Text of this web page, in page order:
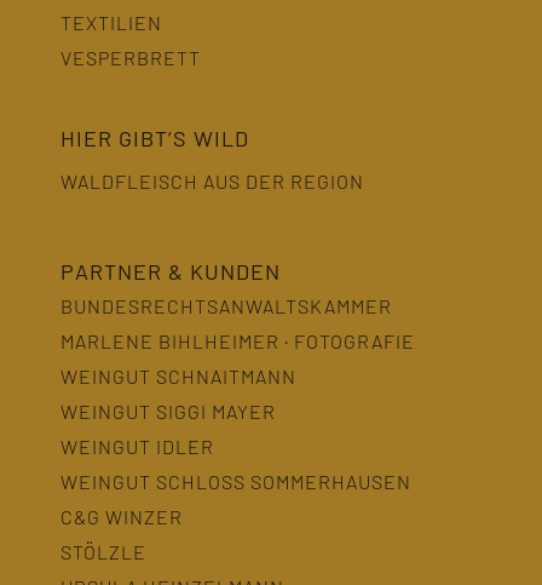
TEXTILIEN
VESPERBRETT
HIER GIBT’S WILD
WALDFLEISCH AUS DER REGION
PARTNER & KUNDEN
BUNDESRECHTSANWALTSKAMMER
MARLENE BIHLHEIMER · FOTOGRAFIE
WEINGUT SCHNAITMANN
WEINGUT SIGGI MAYER
WEINGUT IDLER
WEINGUT SCHLOSS SOMMERHAUSEN
C&G WINZER
STÖLZLE